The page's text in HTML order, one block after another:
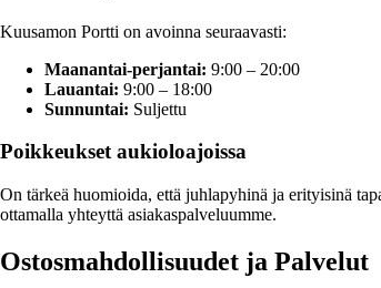
Kuusamon Portti on avoinna seuraavasti:
Maanantai-perjantai: 9:00 – 20:00
Lauantai: 9:00 – 18:00
Sunnuntai: Suljettu
Poikkeukset aukioloajoissa
On tärkeä huomioida, että juhlapyhinä ja erityisinä
ottamalla yhteyttä asiakaspalveluumme.
Ostosmahdollisuudet ja Palvelut